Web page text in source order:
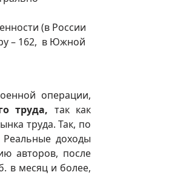
(в России
– 162, в Южной
операции,
труда, так как
труда. Так, по
Реальные доходы
авторов, после
в месяц и более,